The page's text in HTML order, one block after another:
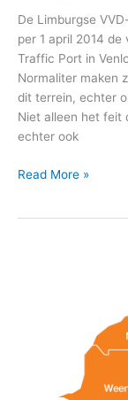
De Limburgse
per 1 april 2014
Traffic Port in
Normaliter maken
dit terrein, echter
Niet alleen het feit
echter ook
Read More »